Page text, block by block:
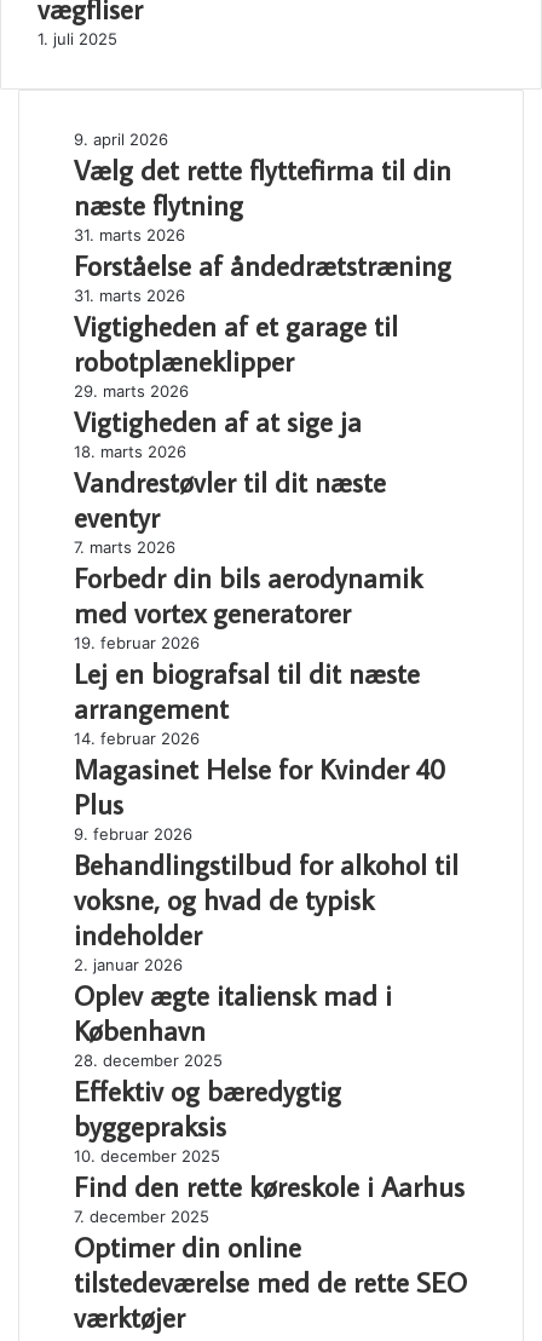
vægfliser
1. juli 2025
Vælg
det
flyttefirma
til
din
næste
flytning
9. april 2026
Vælg det rette flyttefirma til din
næste flytning
Forståelse
af
31. marts 2026
Forståelse af åndedrætstræning
Vigtigheden
af
garage
til
robotplæneklipper
31. marts 2026
Vigtigheden af et garage til
robotplæneklipper
Vigtigheden
af
ja
29. marts 2026
Vigtigheden af at sige ja
Vandrestøvler
til
næste
eventyr
18. marts 2026
Vandrestøvler til dit næste
eventyr
Forbedr
din
aerodynamik
med
vortex
7. marts 2026
Forbedr din bils aerodynamik
med vortex generatorer
Lej
en
biografsal
til
dit
næste
arrangement
19. februar 2026
Lej en biografsal til dit næste
arrangement
Magasinet
Helse
Kvinder
40
Plus
14. februar 2026
Magasinet Helse for Kvinder 40
Plus
Behandlingstilbud
for
til
voksne,
og
hvad
de
typisk
indeholder
9. februar 2026
Behandlingstilbud for alkohol til
voksne, og hvad de typisk
indeholder
Oplev
ægte
italiensk
mad
i
København
2. januar 2026
Oplev ægte italiensk mad i
København
Effektiv
og
byggepraksis
28. december 2025
Effektiv og bæredygtig
byggepraksis
Find
den
i
Aarhus
10. december 2025
Find den rette køreskole i Aarhus
Optimer
din
online
tilstedeværelse
med
7. december 2025
Optimer din online
tilstedeværelse med de rette SEO
værktøjer